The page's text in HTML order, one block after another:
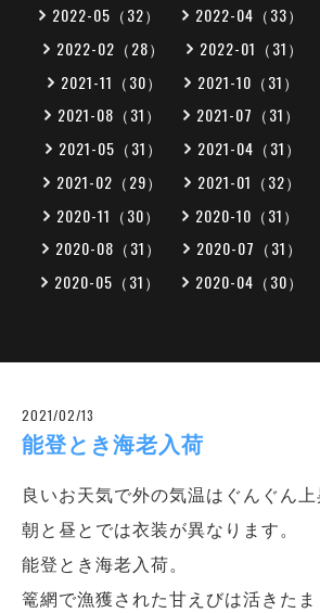
2022-05（32）
2022-04（33）
2022-02（28）
2022-01（31）
2021-11（30）
2021-10（31）
2021-08（31）
2021-07（31）
2021-05（31）
2021-04（31）
2021-02（29）
2021-01（32）
2020-11（30）
2020-10（31）
2020-08（31）
2020-07（31）
2020-05（31）
2020-04（30）
2021/02/13
能登とき海老入荷
良いお天気で外の気温はぐんぐん上
朝と昼とでは衣装が異なります。
能登とき海老入荷。
篭網で漁獲された甘えびは活きたま